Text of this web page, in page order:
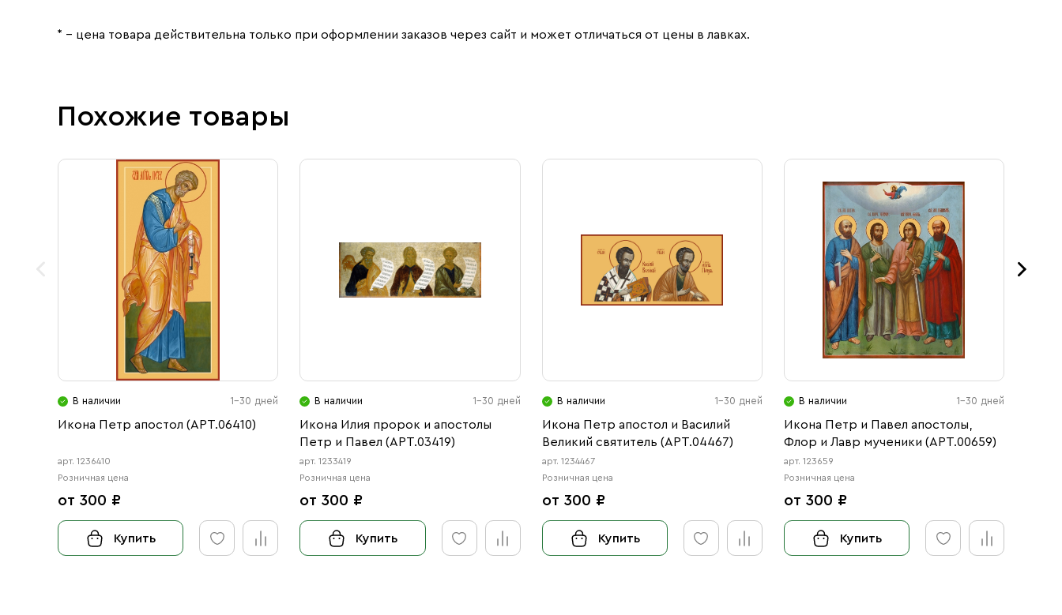
* – цена товара действительна только при оформлении заказов через сайт и может отличаться от цены в лавках.
Похожие товары
В наличии 1-30 дней
Икона Петр апостол (АРТ.06410)
арт. 1236410
Розничная цена
от 300 ₽
Купить
В наличии 1-30 дней
Икона Илия пророк и апостолы
Петр и Павел (АРТ.03419)
арт. 1233419
Розничная цена
от 300 ₽
Купить
В наличии 1-30 дней
Икона Петр апостол и Василий
Великий святитель (АРТ.04467)
арт. 1234467
Розничная цена
от 300 ₽
Купить
В наличии 1-30 дней
Икона Петр и Павел апостолы,
Флор и Лавр мученики (АРТ.00659)
арт. 123659
Розничная цена
от 300 ₽
Купить